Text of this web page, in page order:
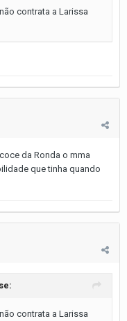
contrata a Larissa
da Ronda o mma
que tinha quando
contrata a Larissa